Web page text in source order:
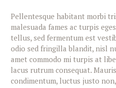
Pellentesque habitant morbi
malesuada fames ac turpis
tellus, sed fermentum est
odio sed fringilla blandit, nisl
amet commodo mi turpis at
lacus rutrum consequat.
condimentum, luctus justo